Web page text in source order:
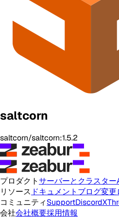
saltcorn
saltcorn/saltcorn:1.5.2
プロダクトサーバーとクラスター
リソース ドキュメント ブログ変更
コミュニティSupportDiscordX
会社会社概要採用情報